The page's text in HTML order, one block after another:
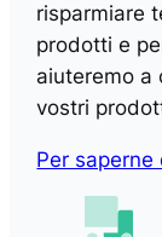
risparmiare
prodotti e
aiuteremo a
vostri
Per saperne